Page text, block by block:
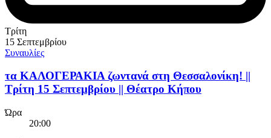
Τρίτη
15 Σεπτεμβρίου
Συναυλίες
τα ΚΑΛΟΓΕΡΑΚΙΑ ζωντανά στη Θεσσαλονίκη! ||
Τρίτη 15 Σεπτεμβρίου || Θέατρο Κήπου
Ώρα
20:00